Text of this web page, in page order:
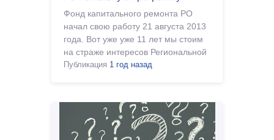
Фонд капитального ремонта РО
начал свою работу 21 августа 2013
года. Вот уже уже 11 лет мы стоим
на страже интересов Региональной
программы
Публикация 1 год назад